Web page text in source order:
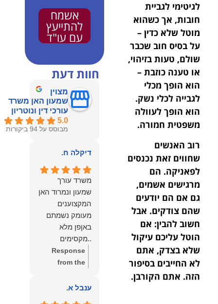
לגיטימי לגביית
חובות, אך כשהוא
מוטל שלא כדין –
על בסיס חוב שכבר
שולם, טעות בזיהוי,
או טענה כוזבת –
הוא הופך מכלי
לגבייה לכלי נשק.
הוא הופך לעוולה
משפטית חמורה.
רוב האנשים
שחווים זאת נכנסים
לפאניקה. הם
מרגישים אשמים,
גם אם הם יודעים
שהם צודקים. אבל
חשוב להבין: אם
הוטל עליכם עיקול
שלא בצדק, אתם
לא החייבים בסיפור
הזה. אתם הקורבן.
אשמח
להתייעץ
עם עו"ד
חוות דעת
מצוין
שמעון האן משרד
עורכי דין ונוטריון
5.0
מבוסס על 94 ביקורות
דיקלה ח.
משרד עורך
שמעון ונמרוד האן
המקצוענים
מעומק נשמתם
באןפן מלא
..מקסימים
ונעימים אוזן
קשבת, ונונתנים
מלא ואמיתי..שפו
Response
from the
רבה על המילים
ענבל א.